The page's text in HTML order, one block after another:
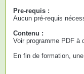
Pre-requis :
Aucun pré-requis
Contenu :
Voir programme PDF à
En fin de formation,